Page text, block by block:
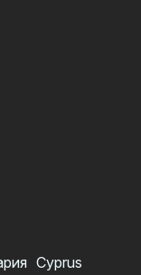
Cyprus